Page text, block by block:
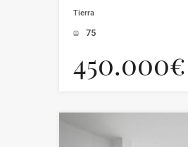
Tierra
75
450.000€